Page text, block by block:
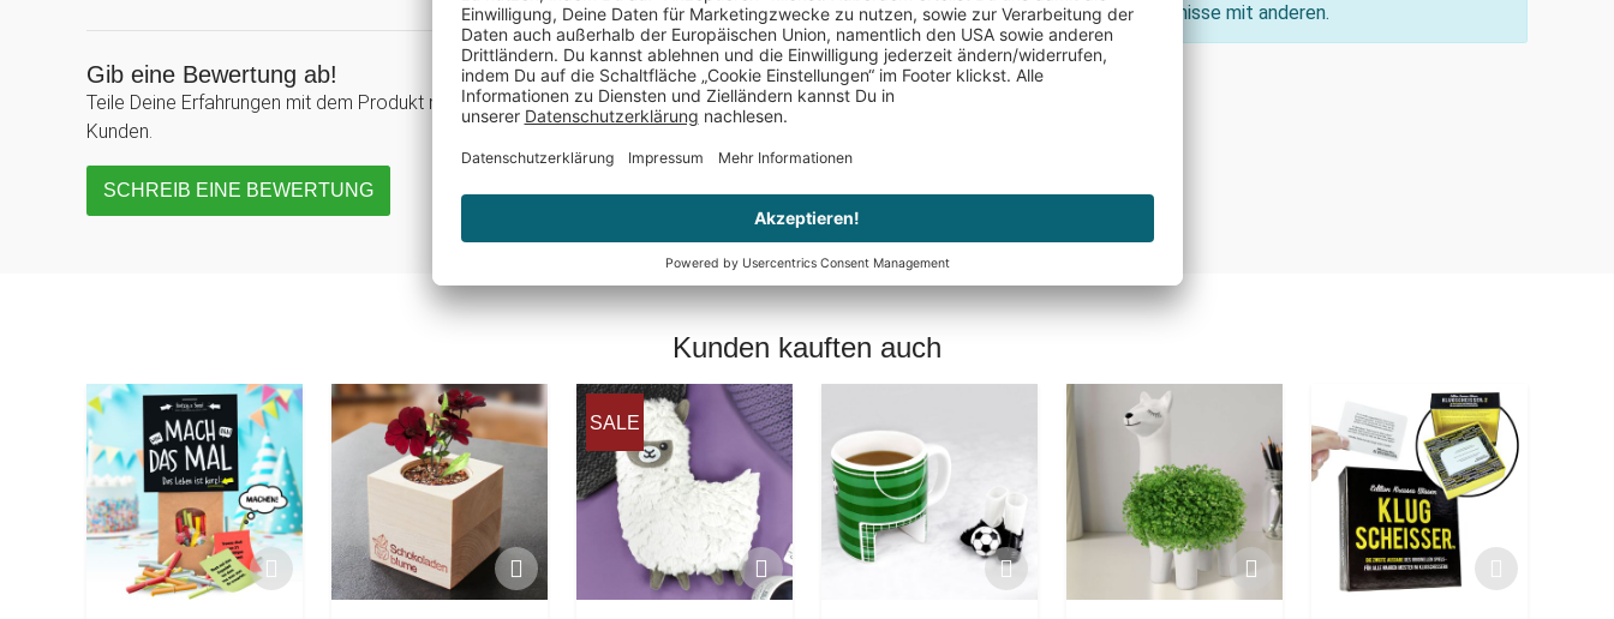
Gib eine Bewertung ab!
Teile Deine Erfahrungen mit dem Produkt mit anderen
Kunden.
SCHREIB EINE BEWERTUNG
Keine Bewertungen gefunden. Geh voran und teil Deine Erkenntnisse mit anderen.
Kunden kauften auch
SALE